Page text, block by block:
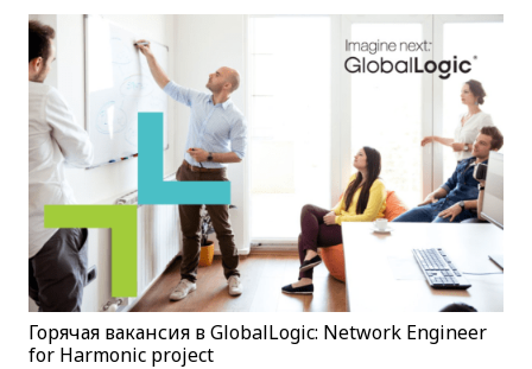
Горячая вакансия в GlobalLogic: Network Engineer
for Harmonic project